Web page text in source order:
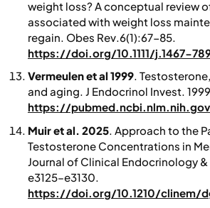
weight loss? A conceptual review
associated with weight loss
regain. Obes Rev.6(1):67-85.
https://doi.org/10.1111/j.1467-
Vermeulen et al 1999.
and aging. J Endocrinol Invest.
https://
Muir et al. 2025. Approach to the
Testosterone Concentrations in
Journal of Clinical Endocrinology
e3125–e3130.
https://doi.org/10.1210/clinem/